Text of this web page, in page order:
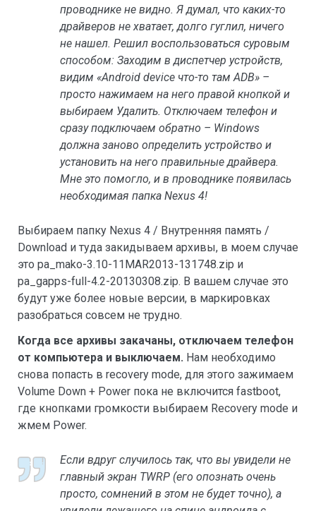
проводнике не видно. Я думал, что каких-то
драйверов не хватает, долго гуглил, ничего
не нашел. Решил воспользоваться суровым
способом: Заходим в диспетчер устройств,
видим «Android device что-то там ADB» –
просто нажимаем на него правой кнопкой и
выбираем Удалить. Отключаем телефон и
сразу подключаем обратно – Windows
должна заново определить устройство и
установить на него правильные драйвера.
Мне это помогло, и в проводнике появилась
необходимая папка Nexus 4!
Выбираем папку Nexus 4 / Внутренняя память /
Download и туда закидываем архивы, в моем случае
это pa_mako-3.10-11MAR2013-131748.zip и
pa_gapps-full-4.2-20130308.zip. В вашем случае это
будут уже более новые версии, в маркировках
разобраться совсем не трудно.
Когда все архивы закачаны, отключаем телефон
от компьютера и выключаем. Нам необходимо
снова попасть в recovery mode, для этого зажимаем
Volume Down + Power пока не включится fastboot,
где кнопками громкости выбираем Recovery mode и
жмем Power.
Если вдруг случилось так, что вы увидели не
главный экран TWRP (его опознать очень
просто, сомнений в этом не будет точно), а